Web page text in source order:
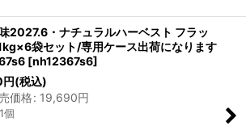
2027.6・ナチュラルハーベスト フラッ
袋セット/専用ケース出荷になります
[nh12367s6]
円(税込)
価格: 19,690円
個